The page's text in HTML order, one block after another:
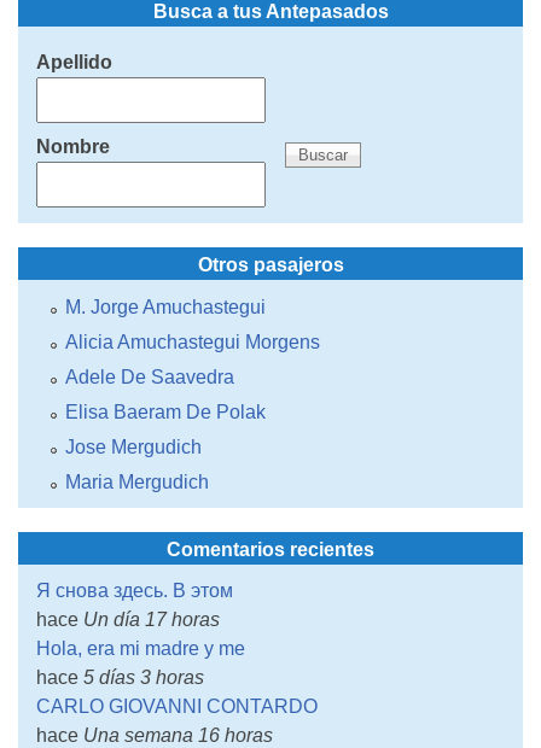
Busca a tus Antepasados
Apellido
Nombre
Otros pasajeros
M. Jorge Amuchastegui
Alicia Amuchastegui Morgens
Adele De Saavedra
Elisa Baeram De Polak
Jose Mergudich
Maria Mergudich
Comentarios recientes
Я снова здесь. В этом
hace Un día 17 horas
Hola, era mi madre y me
hace 5 días 3 horas
CARLO GIOVANNI CONTARDO
hace Una semana 16 horas